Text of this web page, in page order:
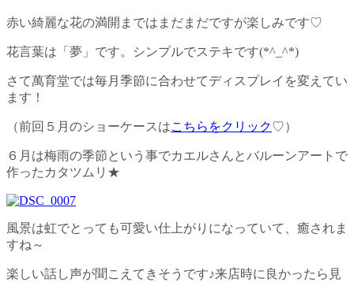
赤い綺麗な花の満開まではまだまだですが楽しみです♡
花言葉は「夢」です。シンプルでステキです(*^_^*)
さて萬育堂では毎月季節に合わせてディスプレイを変えてい
ます！
（前回５月のショーケースはこちらをクリック♡）
６月は梅雨の季節という事でカエルさんとバルーンアートで
作ったカタツムリ★
風景は虹でとっても可愛い仕上がりになっていて、癒されま
すね～
楽しい話し声が聞こえてきそうです♪来店時に良かったら見